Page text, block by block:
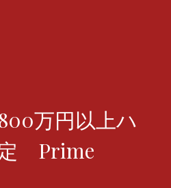
万円以上ハ
Prime